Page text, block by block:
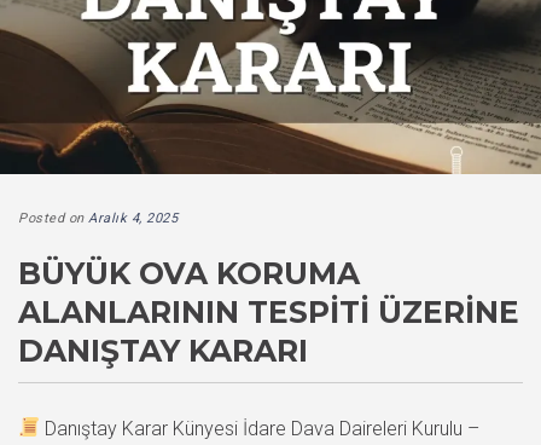
Posted on Aralık 4, 2025
BÜYÜK OVA KORUMA
ALANLARININ TESPITI ÜZERINE
DANIŞTAY KARARI
Danıştay Karar Künyesi İdare Dava Daireleri Kurulu –